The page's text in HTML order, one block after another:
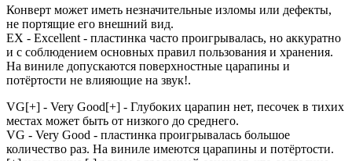
Конверт может иметь незначительные изломы или дефекты,
не портящие его внешний вид.
EX - Excellent - пластинка часто проигрывалась, но аккуратно
и с соблюдением основных правил пользования и хранения.
На виниле допускаются поверхностные царапины и
потёртости не влияющие на звук!.
VG[+] - Very Good[+] - Глубоких царапин нет, песочек в тихих
местах может быть от низкого до среднего.
VG - Very Good - пластинка проигрывалась большое
количество раз. На виниле имеются царапины и потёртости.